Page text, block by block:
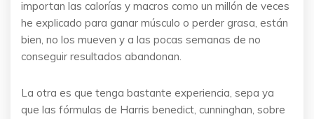
importan las calorías y macros como un millón de veces
he explicado para ganar músculo o perder grasa, están
bien, no los mueven y a las pocas semanas de no
conseguir resultados abandonan.
La otra es que tenga bastante experiencia, sepa ya
que las fórmulas de Harris benedict, cunninghan, sobre